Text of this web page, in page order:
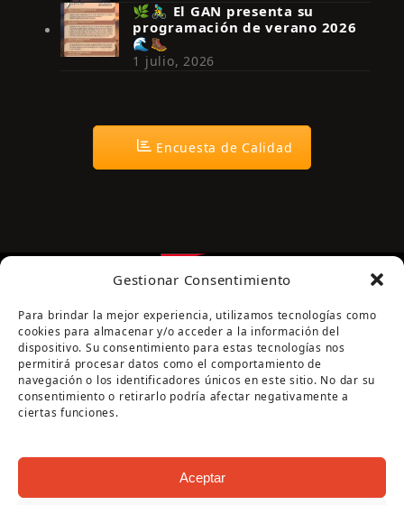
Gestionar Consentimiento
Para brindar la mejor experiencia, utilizamos tecnologías como
cookies para almacenar y/o acceder a la información del
dispositivo. Su consentimiento para estas tecnologías nos
permitirá procesar datos como el comportamiento de
navegación o los identificadores únicos en este sitio. No dar su
consentimiento o retirarlo podría afectar negativamente a
ciertas funciones.
Aceptar
🌿🚴‍♂️ El GAN presenta su
programación de verano 2026
🌊🥾
1 julio, 2026
Encuesta de Calidad
Página cofinanciada por la Diputación de Córdoba